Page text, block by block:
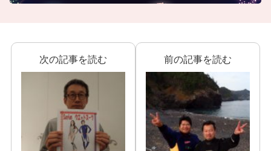
次の記事を読む 前の記事を読む